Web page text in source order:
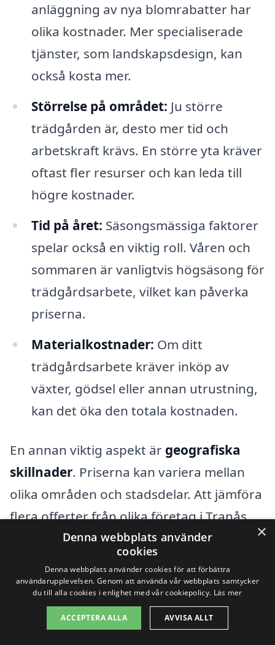
anläggning av nya blomrabatter har
olika kostnader. Mer specialiserade
tjänster, som landskapsdesign, kan
också kosta mer.
Störrelse på området: Ju större
trädgården är, desto mer tid och
arbetskraft krävs. En större yta kräver
oftast fler resurser och kan leda till
högre kostnader.
Tid på året: Säsongsmässiga faktorer
spelar också en viktig roll. Våren och
sommaren är vanligtvis högsäsong för
trädgårdsarbete, vilket kan påverka
priserna.
Materialkostnader: Om ditt
trädgårdsarbete kräver inköp av
växter, gödsel eller annan utrustning,
kan det öka den totala kostnaden.
En annan viktig aspekt är geografiska
skillnader. Priserna kan variera mellan
olika områden och stadsdelar. Att jämföra
flera offerter från olika företag i Tranås
kan ge dig en tydligare bild av vad som är
Genom att använda vår plattform kan du
enkelt få en översikt över olika företag
×
Denna webbplats använder
cookies
Denna webbplats använder cookies för att förbättra
användarupplevelsen. Genom att använda vår webbplats samtycker
du till alla cookies i enlighet med vår cookiepolicy. Läs mer
ACCEPTERA ALLA AVVISA ALLT